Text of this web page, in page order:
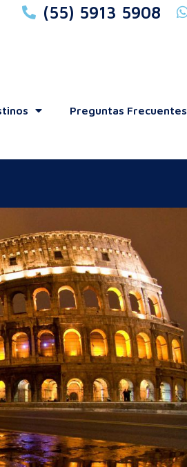
(55) 5913 5908
Preguntas Frecuentes